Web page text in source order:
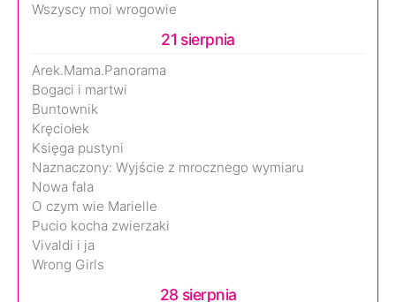
Wszyscy moi wrogowie
21 sierpnia
Arek.Mama.Panorama
Bogaci i martwi
Buntownik
Kręciołek
Księga pustyni
Naznaczony: Wyjście z mrocznego wymiaru
Nowa fala
O czym wie Marielle
Pucio kocha zwierzaki
Vivaldi i ja
Wrong Girls
28 sierpnia